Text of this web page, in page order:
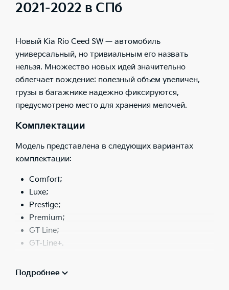
2021-2022 в СПб
Новый Kia Rio Ceed SW — автомобиль
универсальный, но тривиальным его назвать
нельзя. Множество новых идей значительно
облегчает вождение: полезный объем увеличен,
грузы в багажнике надежно фиксируются,
предусмотрено место для хранения мелочей.
Комплектации
Модель представлена в следующих вариантах
комплектации:
Comfort;
Luxe;
Prestige;
Premium;
GT Line;
GT-Line+.
передних сидений, 6 подушками безопасности,
Подробнее